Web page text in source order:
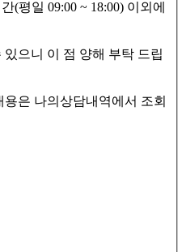
(평일 09:00 ~ 18:00) 이외에
으니 이 점 양해 부탁 드립
은 나의상담내역에서 조회